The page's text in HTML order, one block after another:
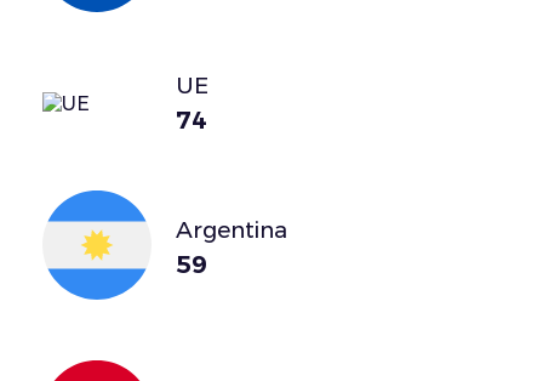
UE
74
Argentina
59